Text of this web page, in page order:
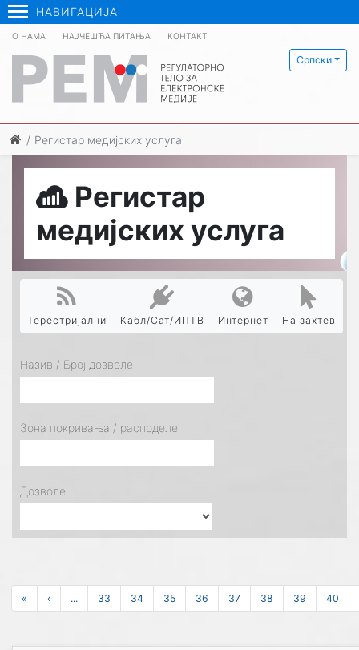
НАВИГАЦИЈА
Српски
О НАМА НАЈЧЕШЋА ПИТАЊА КОНТАКТ
Регистар медијских услуга
Регистар
медијских услуга
Терестријални Кабл/Сат/ИПТВ Интернет На захтев
Назив / Број дозволе
Зона покривања / расподеле
Дозволе
« ‹ ... 33 34 35 36 37 38 39 40